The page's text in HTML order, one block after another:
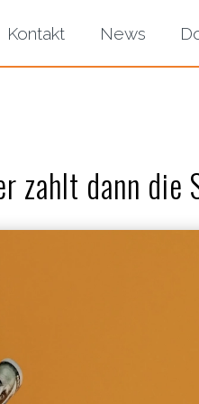
Kontakt News
dann die